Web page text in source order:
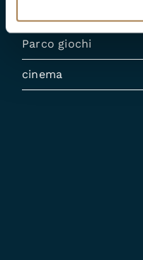
Parco giochi
cinema